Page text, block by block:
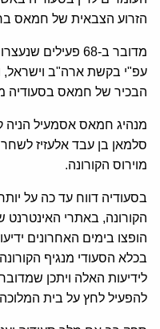
הזרוע הצבאית של חמאס
מדובר ב-68
עפ"י בקשת ארה"ב וישראל,
הבכיר של חמאס בסעודיה מאז
סלמאן בן עבד אלעזיז
מוירוס הקורונה.
הקורונה, באתרי
הופצו בימים האחרונים
בכלא הסעודי מנגיף
לידיעות האלה ויתכן
להפעיל לחץ על בית